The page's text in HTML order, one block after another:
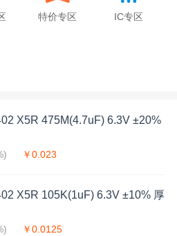
特价专区 IC专区
X5R 475M(4.7uF) 6.3V ±20%
￥0.023
X5R 105K(1uF) 6.3V ±10% 厚
￥0.0125